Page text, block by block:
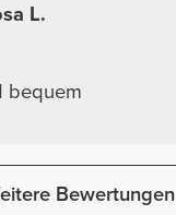
L.
bequem
Bewertungen